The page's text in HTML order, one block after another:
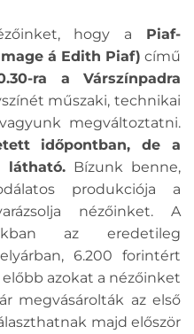
hogy a Piaf-
á Edith Piaf) című
ra a Várszínpadra
műszaki, technikai
megváltoztatni.
időpontban, de a
látható.Bízunk benne,
produkciója a
nézőinket. A
az eredetileg
6.200 forintért
előbb azokat a nézőinket
megvásárolták az első
majd először